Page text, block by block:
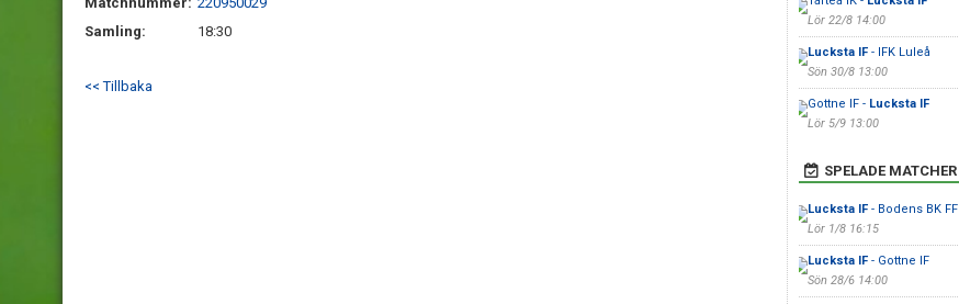
Samling:
18:30
<< Tillbaka
Lör 22/8 14:00
Lucksta IF- IFK Luleå
Sön 30/8 13:00
Gottne IF - Lucksta IF
Lör 5/9 13:00
SPELADE MATCHER
Lucksta IF- Bodens BK FF
Lör 1/8 16:15
Lucksta IF- Gottne IF
Sön 28/6 14:00